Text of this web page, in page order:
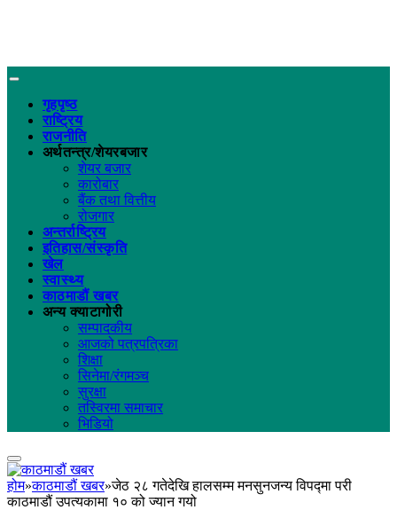
गृहपृष्ठ
राष्ट्रिय
राजनीति
अर्थतन्त्र/शेयरबजार
शेयर बजार
कारोबार
बैंक तथा वित्तीय
रोजगार
अन्तर्राष्ट्रिय
इतिहास/संस्कृति
खेल
स्वास्थ्य
काठमाडौं खबर
अन्य क्याटागोरी
सम्पादकीय
आजको पत्रपत्रिका
शिक्षा
सिनेमा/रंगमञ्च
सुरक्षा
तस्विरमा समाचार
भिडियो
होम»काठमाडौं खबर»जेठ २८ गतेदेखि हालसम्म मनसुनजन्य विपद्मा परी
काठमाडौं उपत्यकामा १० को ज्यान गयो